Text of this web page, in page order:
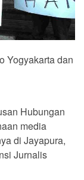
Yogyakarta dan
Hubungan
media
di Jayapura,
Jurnalis